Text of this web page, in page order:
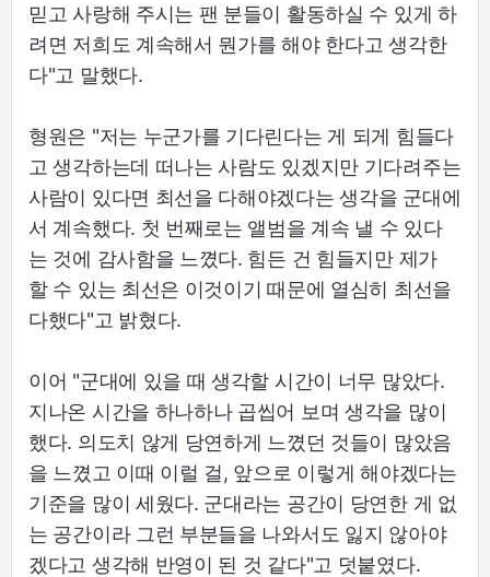
믿고 사랑해 주시는 팬 분들이 활동하실 수 있게 하
려면 저희도 계속해서 뭔가를 해야 한다고 생각한
다"고 말했다.
형원은 "저는 누군가를 기다린다는 게 되게 힘들다
고 생각하는데 떠나는 사람도 있겠지만 기다려주는
사람이 있다면 최선을 다해야겠다는 생각을 군대에
서 계속했다. 첫 번째로는 앨범을 계속 낼 수 있다
는 것에 감사함을 느꼈다. 힘든 건 힘들지만 제가
할 수 있는 최선은 이것이기 때문에 열심히 최선을
다했다"고 밝혔다.
이어 "군대에 있을 때 생각할 시간이 너무 많았다.
지나온 시간을 하나하나 곱씹어 보며 생각을 많이
했다. 의도치 않게 당연하게 느꼈던 것들이 많았음
을 느꼈고 이때 이럴 걸, 앞으로 이렇게 해야겠다는
기준을 많이 세웠다. 군대라는 공간이 당연한 게 없
는 공간이라 그런 부분들을 나와서도 잃지 않아야
겠다고 생각해 반영이 된 것 같다"고 덧붙였다.